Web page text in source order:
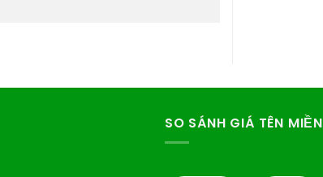
SO SÁNH GIÁ TÊN MIỀN